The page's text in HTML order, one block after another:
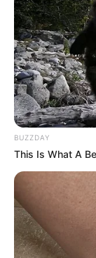
Simo
02/10/
Nach 78
deutscher
BUZZDAY
This Is What A